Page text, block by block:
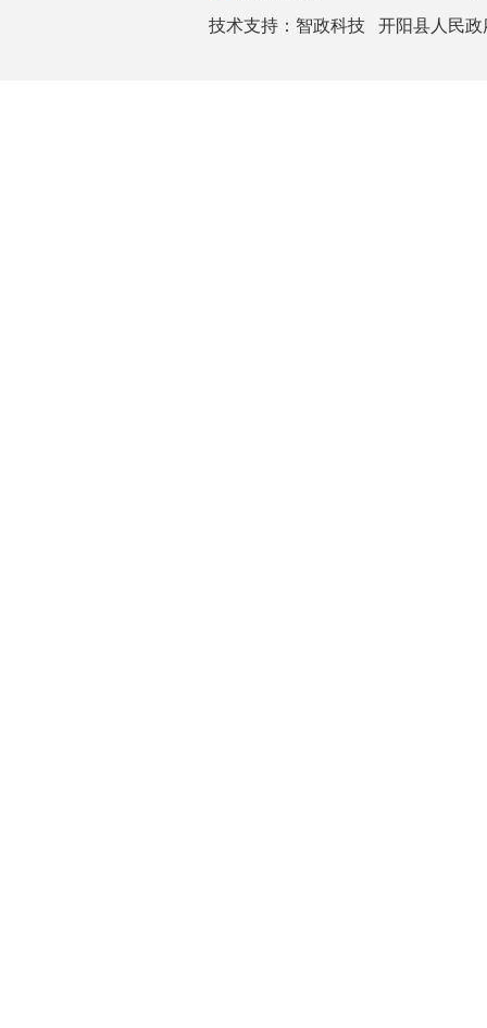
技术支持： 智政科技 开阳县人民